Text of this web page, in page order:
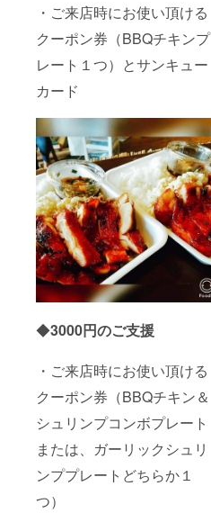
・ご来店時にお使い頂ける
クーポン券（BBQチキンプ
レート１つ）とサンキュー
カード
◆3000円のご支援
・ご来店時にお使い頂ける
クーポン券（BBQチキン＆
シュリンプコンボプレート
または、ガーリックシュリ
ンププレートどちらか１
つ）